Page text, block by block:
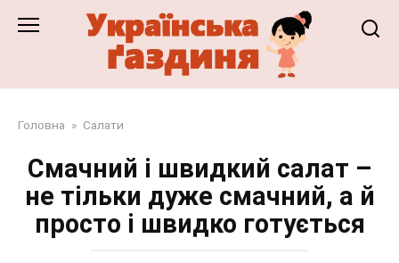
Головна » Салати
Смачний і швидкий салат –
не тільки дуже смачний, а й
просто і швидко готується